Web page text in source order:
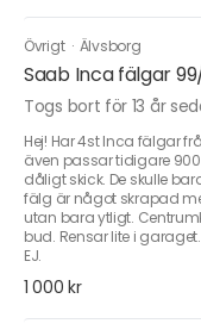
Övrigt · Älvsborg
Saab Inca fälgar
Togs bort för 13 år
Hej! Har 4st Inca fälgar
även passar tidigare
dåligt skick. De skulle
fälg är något skrapad
utan bara ytligt.
bud. Rensar lite i
EJ.
1 000 kr